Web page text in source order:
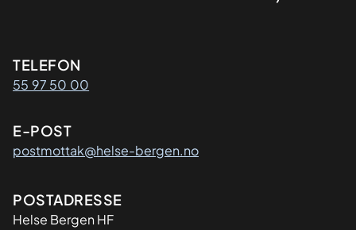
Kontaktinformasjon
TELEFON
55 97 50 00
E-POST
postmottak@helse-bergen.no
Adresse
POSTADRESSE
Helse Bergen HF